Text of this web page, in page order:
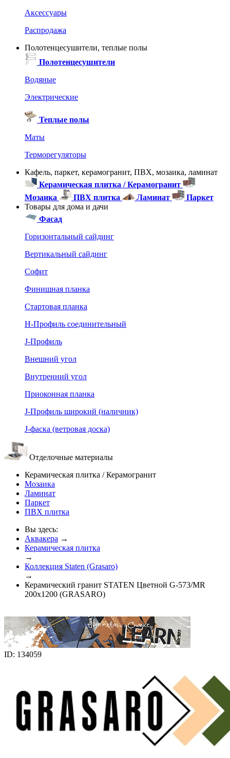
Аксессуары
Распродажа
Полотенцесушители, теплые полы
Полотенцесушители
Водяные
Электрические
Теплые полы
Маты
Терморегуляторы
Кафель, паркет, керамогранит, ПВХ, мозаика, ламинат
Керамическая плитка / Керамогранит
Мозаика
ПВХ плитка Ламинат
Паркет
Товары для дома и дачи
Фасад
Горизонтальный сайдинг
Вертикальный сайдинг
Софит
Финишная планка
Стартовая планка
Н-Профиль соединительный
J-Профиль
Внешний угол
Внутренний угол
Приоконная планка
J-Профиль широкий (наличник)
J-фаска (ветровая доска)
Отделочные материалы
Керамическая плитка / Керамогранит
Мозаика
Ламинат
Паркет
ПВХ плитка
Вы здесь:
Аквакера →
Керамическая плитка
→
Коллекция Staten (Grasaro)
→
Керамический гранит STATEN Цветной G-573/MR
200x1200 (GRASARO)
ID: 134059